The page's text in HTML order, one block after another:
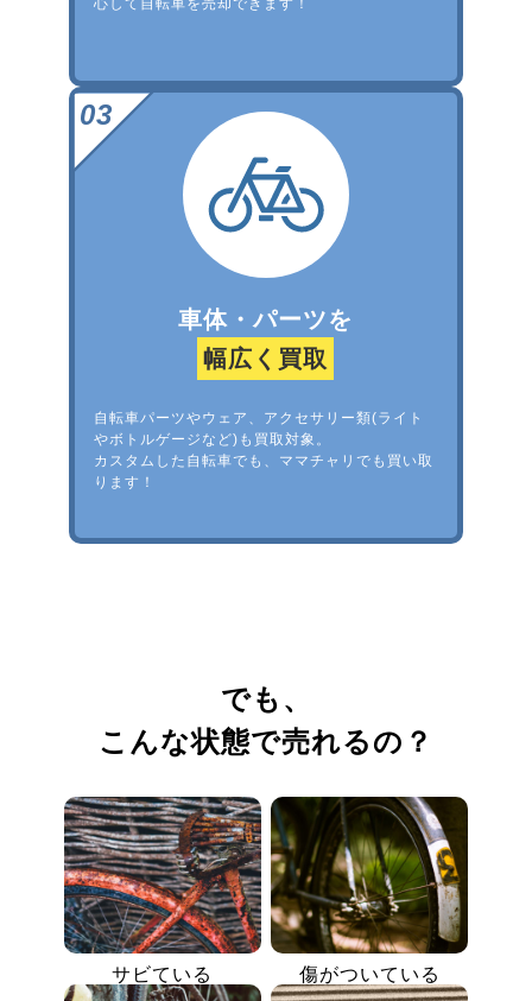
心して自転車を売却できます！
車体・パーツを
幅広く買取
自転車パーツやウェア、アクセサリー類(ライト
やボトルゲージなど)も買取対象。
カスタムした自転車でも、ママチャリでも買い取
ります！
でも、
こんな状態で売れるの？
サビている 傷がついている